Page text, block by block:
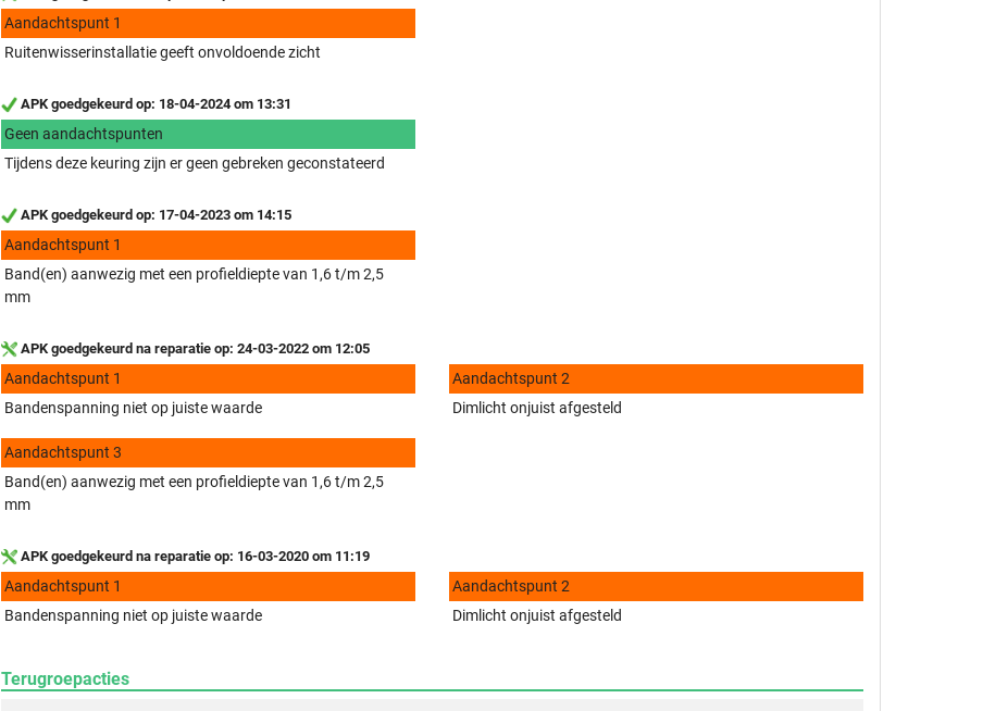
Aandachtspunt 1
Ruitenwisserinstallatie geeft onvoldoende zicht
APK goedgekeurd op: 18-04-2024 om 13:31
Geen aandachtspunten
Tijdens deze keuring zijn er geen gebreken geconstateerd
APK goedgekeurd op: 17-04-2023 om 14:15
Aandachtspunt 1
Band(en) aanwezig met een profieldiepte van 1,6 t/m 2,5
mm
APK goedgekeurd na reparatie op: 24-03-2022 om 12:05
Aandachtspunt 1
Bandenspanning niet op juiste waarde
Aandachtspunt 2
Dimlicht onjuist afgesteld
Aandachtspunt 3
Band(en) aanwezig met een profieldiepte van 1,6 t/m 2,5
mm
APK goedgekeurd na reparatie op: 16-03-2020 om 11:19
Aandachtspunt 1
Bandenspanning niet op juiste waarde
Aandachtspunt 2
Dimlicht onjuist afgesteld
Terugroepacties